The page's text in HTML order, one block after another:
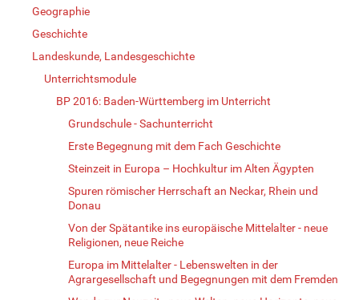
Geographie
Geschichte
Landeskunde, Landesgeschichte
Unterrichtsmodule
BP 2016: Baden-Württemberg im Unterricht
Grundschule - Sachunterricht
Erste Begegnung mit dem Fach Geschichte
Steinzeit in Europa – Hochkultur im Alten Ägypten
Spuren römischer Herrschaft an Neckar, Rhein und
Donau
Von der Spätantike ins europäische Mittelalter - neue
Religionen, neue Reiche
Europa im Mittelalter - Lebenswelten in der
Agrargesellschaft und Begegnungen mit dem Fremden